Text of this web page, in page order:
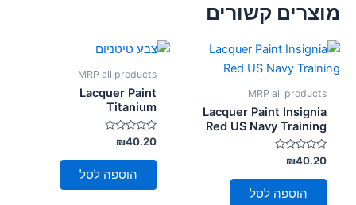
מוצרים קשורים
MRP all products
Lacquer Paint Insignia
Red US Navy Training
דורג
0
מתוך
₪40.20
הוספה לסל
MRP all products
Lacquer Paint
Titanium
דורג
0
מתוך
₪40.20
הוספה לסל